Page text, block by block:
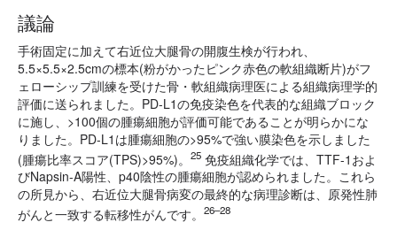
議論
手術固定に加えて右近位大腿骨の開腹生検が行われ、
5.5×5.5×2.5cmの標本(粉がかったピンク赤色の軟組織断片)がフ
ェローシップ訓練を受けた骨・軟組織病理医による組織病理学的
評価に送られました。PD-L1の免疫染色を代表的な組織ブロック
に施し、>100個の腫瘍細胞が評価可能であることが明らかにな
りました。PD-L1は腫瘍細胞の>95%で強い膜染色を示しました
(腫瘍比率スコア(TPS)>95%)。
25 免疫組織化学では、TTF-1およ
びNapsin-A陽性、p40陰性の腫瘍細胞が認められました。これら
の所見から、右近位大腿骨病変の最終的な病理診断は、原発性肺
がんと一致する転移性がんです。
26–28